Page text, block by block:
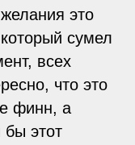
это
сумел
всех
что это
финн, а
этот